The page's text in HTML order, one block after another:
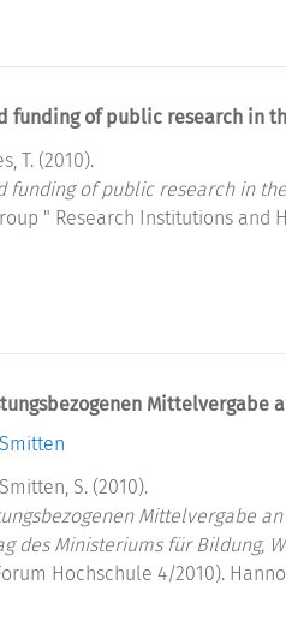
funding of public research in
T. (2010).
funding of public research in
" Research Institutions and
Mittelvergabe
S. (2010).
Mittelvergabe
des Ministeriums für Bildung,
Hochschule 4/2010).